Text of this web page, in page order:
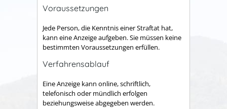
Voraussetzungen
Jede Person, die Kenntnis einer Straftat hat,
kann eine Anzeige aufgeben. Sie müssen keine
bestimmten Voraussetzungen erfüllen.
Verfahrensablauf
Eine Anzeige kann online, schriftlich,
telefonisch oder mündlich erfolgen
beziehungsweise abgegeben werden.